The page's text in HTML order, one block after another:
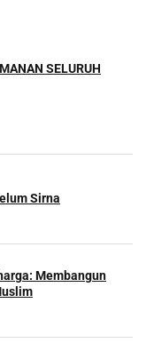
SELURUH
Sirna
Membangun